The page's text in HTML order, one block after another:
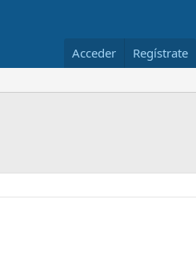
Acceder Regístrate